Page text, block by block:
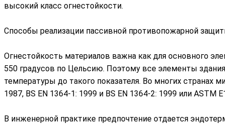
высокий класс огнестойкости.
Способы реализации пассивной противопожарной
Огнестойкость материалов важна как для основного
550 градусов по Цельсию. Поэтому все элементы
температуры до такого показателя. Во многих
1987, BS EN 1364-1: 1999 и BS EN 1364-2: 1999 или
В инженерной практике предпочтение отдается